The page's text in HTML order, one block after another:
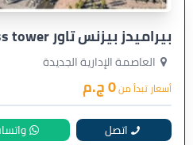
بيراميدز بيزنس تاور pyramids business tower
العاصمة الإدارية الجديدة
أسعار تبدأ من0 ج.م
اتصل